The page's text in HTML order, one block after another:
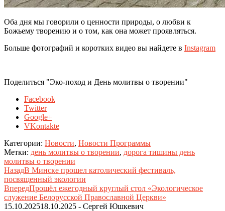
Оба дня мы говорили о ценности природы, о любви к
Божьему творению и о том, как она может проявляться.
Больше фотографий и коротких видео вы найдете в Instagram
Поделиться "Эко-поход и День молитвы о творении"
Facebook
Twitter
Google+
VKontakte
Категории: Новости, Новости Программы
Метки: день молитвы о творении, дорога тишины день
молитвы о творении
НазадВ Минске прошел католический фестиваль,
посвященный экологии
ВпередПрошёл ежегодный круглый стол «Экологическое
служение Белорусской Православной Церкви»
15.10.202518.10.2025 - Сергей Юшкевич